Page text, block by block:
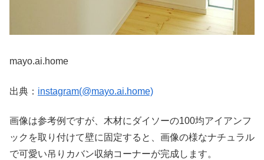
mayo.ai.home
出典： instagram(@mayo.ai.home)
画像は参考例ですが、木材にダイソーの100均アイアンフ
ックを取り付けて壁に固定すると、画像の様なナチュラル
で可愛い吊りカバン収納コーナーが完成します。